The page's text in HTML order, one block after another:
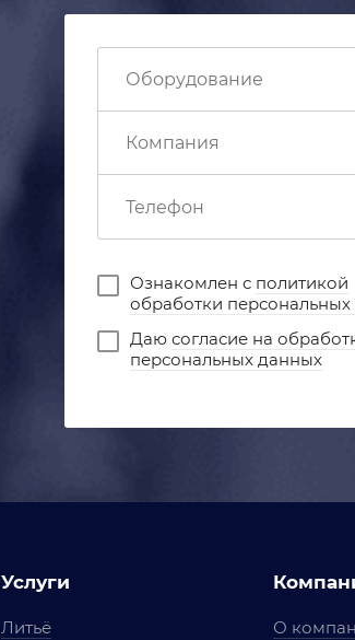
Ознакомлен с политикой
обработки
Даю согласие на
персональных данных
Услуги
Литьё
О